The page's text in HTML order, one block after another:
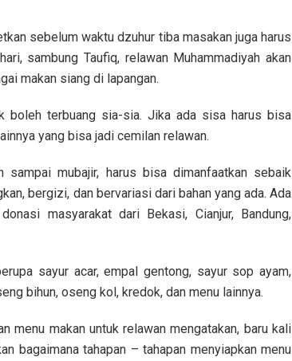
sebelum waktu dzuhur tiba masakan juga harus
sambung Taufiq, relawan Muhammadiyah akan
makan siang di lapangan.
boleh terbuang sia-sia. Jika ada sisa harus bisa
yang bisa jadi cemilan relawan.
sampai mubajir, harus bisa dimanfaatkan sebaik
bergizi, dan bervariasi dari bahan yang ada. Ada
masyarakat dari Bekasi, Cianjur, Bandung,
sayur acar, empal gentong, sayur sop ayam,
bihun, oseng kol, kredok, dan menu lainnya.
menu makan untuk relawan mengatakan, baru kali
bagaimana tahapan – tahapan menyiapkan menu